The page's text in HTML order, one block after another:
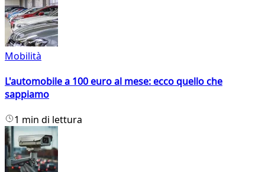
Mobilità
L'automobile a 100 euro al mese: ecco quello che
sappiamo
1 min di lettura